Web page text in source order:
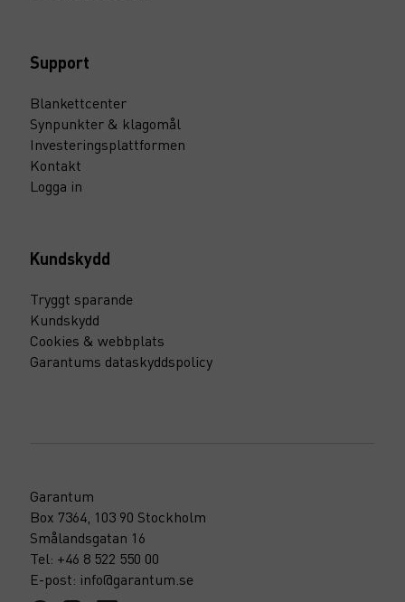
Support
Blankettcenter
Synpunkter & klagomål
Investeringsplattformen
Kontakt
Logga in
Kundskydd
Tryggt sparande
Kundskydd
Cookies & webbplats
Garantums dataskyddspolicy
Garantum
Box 7364, 103 90 Stockholm
Smålandsgatan 16
Tel: +46 8 522 550 00
E-post: info@garantum.se